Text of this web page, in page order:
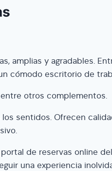
amplias y agradables.
cómodo escritorio de
otros complementos.
sentidos. Ofrecen
de reservas online
una experiencia